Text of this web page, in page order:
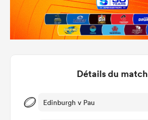
Détails du match
Edinburgh v Pau